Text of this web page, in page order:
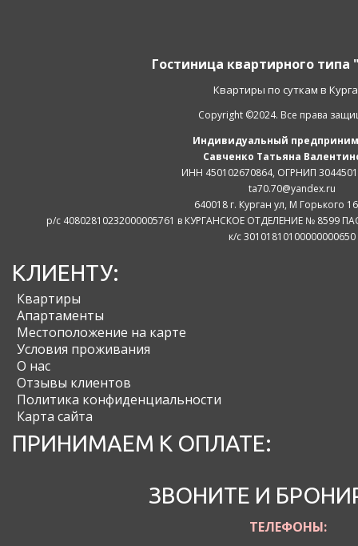
Гостиница квартирного типа
Квартиры по суткам в
Copyright ©2024. Все права
Индивидуальный
Савченко Татьяна
ИНН 450102670864, ОГРНИП
ta70.70@yandex.ru
640018 г. Курган ул, М Горького
р/с 40802810232000005761 в КУРГАНСКОЕ ОТДЕЛЕНИЕ № 8599
к/с 30101810100000000650
КЛИЕНТУ:
Квартиры
Апартаменты
Местоположение на карте
Условия проживания
О нас
Отзывы клиентов
Политика конфиденциальности
Карта сайта
ПРИНИМАЕМ К ОПЛАТЕ:
ЗВОНИТЕ И
ТЕЛЕФОНЫ: